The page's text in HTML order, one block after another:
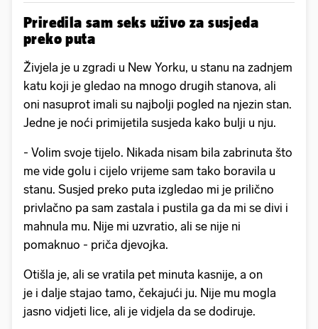
Priredila sam seks uživo za susjeda
preko puta
Živjela je u zgradi u New Yorku, u stanu na zadnjem
katu koji je gledao na mnogo drugih stanova, ali
oni nasuprot imali su najbolji pogled na njezin stan.
Jedne je noći primijetila susjeda kako bulji u nju.
- Volim svoje tijelo. Nikada nisam bila zabrinuta što
me vide golu i cijelo vrijeme sam tako boravila u
stanu. Susjed preko puta izgledao mi je prilično
privlačno pa sam zastala i pustila ga da mi se divi i
mahnula mu. Nije mi uzvratio, ali se nije ni
pomaknuo - priča djevojka.
Otišla je, ali se vratila pet minuta kasnije, a on
je i dalje stajao tamo, čekajući ju. Nije mu mogla
jasno vidjeti lice, ali je vidjela da se dodiruje.